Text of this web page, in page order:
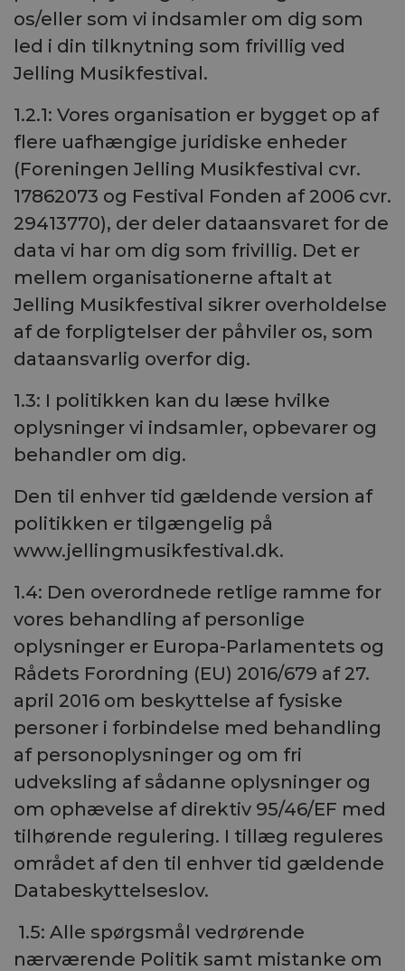
os/eller som vi indsamler om dig som
led i din tilknytning som frivillig ved
Jelling Musikfestival.
1.2.1: Vores organisation er bygget op af
flere uafhængige juridiske enheder
(Foreningen Jelling Musikfestival cvr.
17862073 og Festival Fonden af 2006 cvr.
29413770), der deler dataansvaret for de
data vi har om dig som frivillig. Det er
mellem organisationerne aftalt at
Jelling Musikfestival sikrer overholdelse
af de forpligtelser der påhviler os, som
dataansvarlig overfor dig.
1.3: I politikken kan du læse hvilke
oplysninger vi indsamler, opbevarer og
behandler om dig.
Den til enhver tid gældende version af
politikken er tilgængelig på
www.jellingmusikfestival.dk.
1.4: Den overordnede retlige ramme for
vores behandling af personlige
oplysninger er Europa-Parlamentets og
Rådets Forordning (EU) 2016/679 af 27.
april 2016 om beskyttelse af fysiske
personer i forbindelse med behandling
af personoplysninger og om fri
udveksling af sådanne oplysninger og
om ophævelse af direktiv 95/46/EF med
tilhørende regulering. I tillæg reguleres
området af den til enhver tid gældende
Databeskyttelseslov.
1.5: Alle spørgsmål vedrørende
nærværende Politik samt mistanke om